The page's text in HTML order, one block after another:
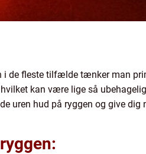
i de fleste tilfælde tænker man
kan være lige så
uren hud på ryggen og give